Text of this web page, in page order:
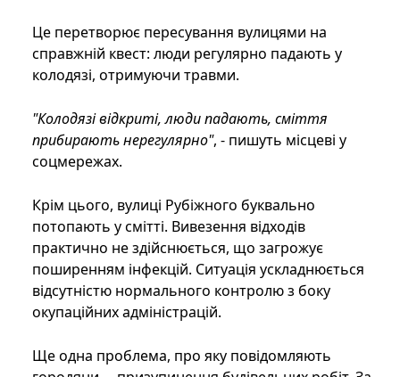
Це перетворює пересування вулицями на
справжній квест: люди регулярно падають у
колодязі, отримуючи травми.
"Колодязі відкриті, люди падають, сміття
прибирають нерегулярно", - пишуть місцеві у
соцмережах.
Крім цього, вулиці Рубіжного буквально
потопають у смітті. Вивезення відходів
практично не здійснюється, що загрожує
поширенням інфекцій. Ситуація ускладнюється
відсутністю нормального контролю з боку
окупаційних адміністрацій.
Ще одна проблема, про яку повідомляють